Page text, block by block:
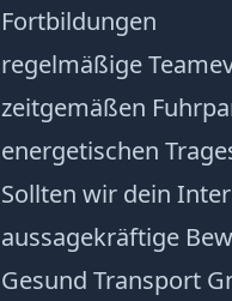
Fortbildungen
regelmäßige
zeitgemäßen
energetischen
Sollten wir dein
aussagekräftige
Gesund Transport